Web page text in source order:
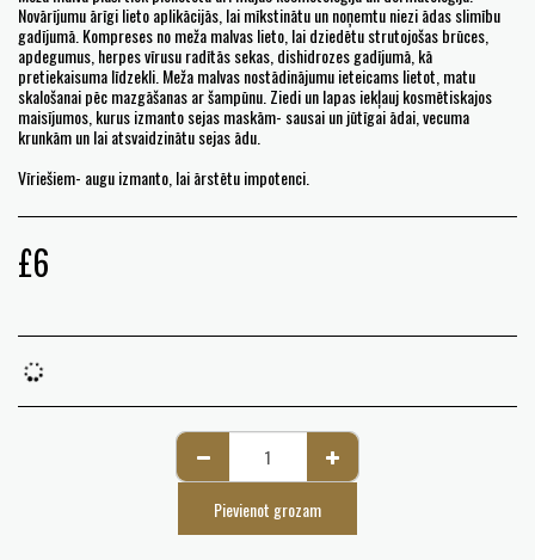
Novārījumu ārīgi lieto aplikācijās, lai mīkstinātu un noņemtu niezi ādas slimību
gadījumā. Kompreses no meža malvas lieto, lai dziedētu strutojošas brūces,
apdegumus, herpes vīrusu radītās sekas, dishidrozes gadījumā, kā
pretiekaisuma līdzekli. Meža malvas nostādinājumu ieteicams lietot, matu
skalošanai pēc mazgāšanas ar šampūnu. Ziedi un lapas iekļauj kosmētiskajos
maisījumos, kurus izmanto sejas maskām- sausai un jūtīgai ādai, vecuma
krunkām un lai atsvaidzinātu sejas ādu.
Vīriešiem- augu izmanto, lai ārstētu impotenci.
£6
Pievienot grozam